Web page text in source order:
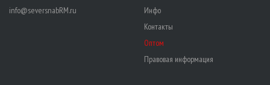
info@seversnabRM.ru
Инфо
Контакты
Оптом
Правовая информация